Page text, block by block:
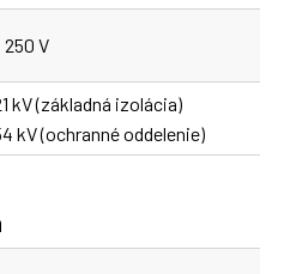
250 V
kV (základná izolácia)
kV (ochranné oddelenie)